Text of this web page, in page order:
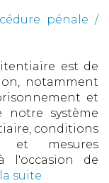
pénale /
est de
notamment
et
notre système
conditions
et mesures
l'occasion de
suite